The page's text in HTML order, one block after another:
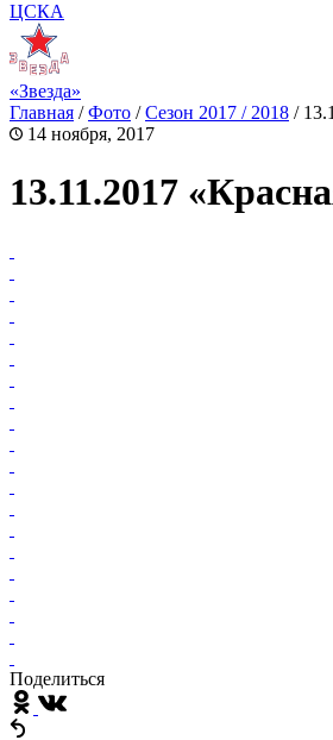
ЦСКА
«Звезда»
Главная /Фото /Сезон 2017 / 2018 /
14 ноября, 2017
13.11.2017
Поделиться